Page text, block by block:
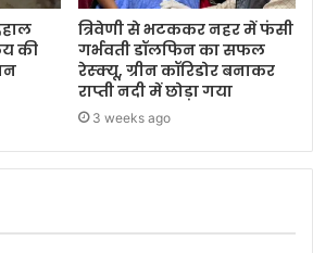
की
त्रिवेणी से भटककर नहर में फंसी
गर्भवती डॉलफिन का सफल
रेस्क्यू, ग्रीन कॉरिडोर बनाकर
राप्ती नदी में छोड़ा गया
3 weeks ago